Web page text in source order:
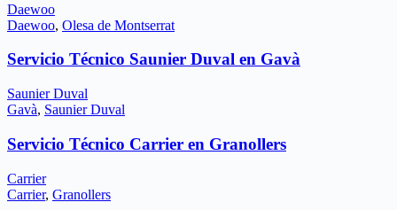
Daewoo
Daewoo, Olesa de Montserrat
Servicio Técnico Saunier Duval en Gavà
Saunier Duval
Gavà, Saunier Duval
Servicio Técnico Carrier en Granollers
Carrier
Carrier, Granollers